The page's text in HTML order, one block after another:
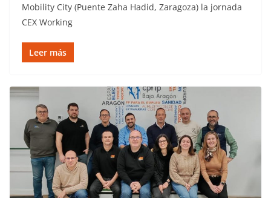
Mobility City (Puente Zaha Hadid, Zaragoza) la jornada
CEX Working
Leer más